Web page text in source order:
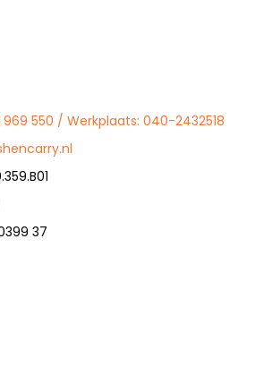
969 550 / Werkplaats: 040-2432518
37